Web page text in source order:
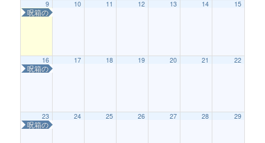
9
呪箱の怪〜はこねこを救え！〜
10 11 12 13 14 15
16
呪箱の怪〜はこねこを救え！〜
17 18 19 20 21 22
23
呪箱の怪〜はこねこを救え！〜
24 25 26 27 28 29